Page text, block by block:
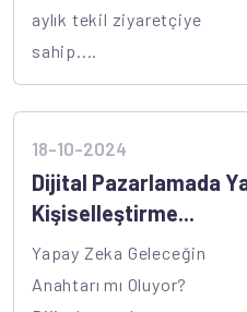
aylık tekil ziyaretçiye
sahip....
18-10-2024
Dijital Pazarlamada
Kişiselleştirme...
Yapay Zeka Geleceğin
Anahtarı mı Oluyor?